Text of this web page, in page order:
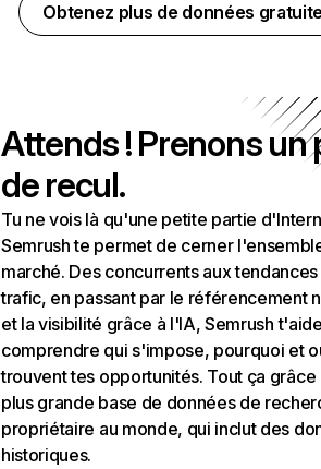
Obtenez plus de données
Attends ! Prenons un
de recul.
Tu ne vois là qu'une petite partie
Semrush te permet de cerner
marché. Des concurrents aux
trafic, en passant par le référencement
et la visibilité grâce à l'IA, Semrush
comprendre qui s'impose, pourquoi et
trouvent tes opportunités. Tout ça grâce
plus grande base de données de
propriétaire au monde, qui inclut des
historiques.